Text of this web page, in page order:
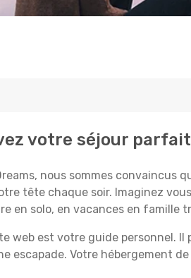
votre séjour
nous sommes convaincus
tête chaque soir. Imaginez
en solo, en vacances en famille
web est votre guide personnel. Il
escapade. Votre hébergement